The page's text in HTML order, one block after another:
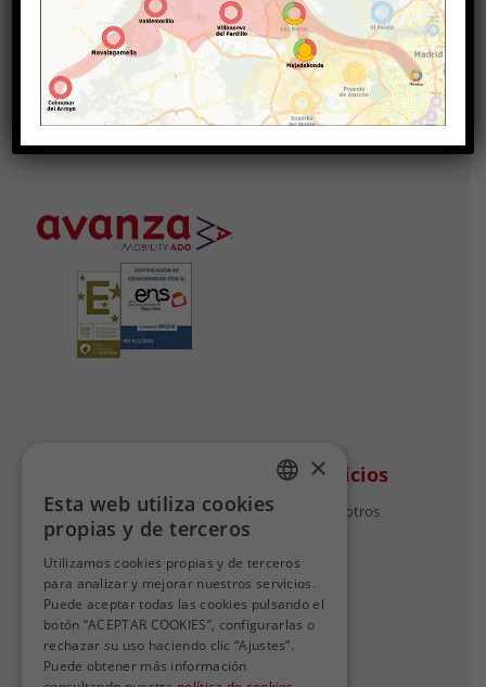
Volver a todos los avisos
Quiénes somos
Nuestro compromiso
Nuestro equipo
Avanza en cifras
Otros servicios
Trabaja con nosotros
Contacto
×
Esta web utiliza cookies
propias y de terceros
Utilizamos cookies propias y de terceros
para analizar y mejorar nuestros servicios.
Puede aceptar todas las cookies pulsando el
botón “ACEPTAR COOKIES”, configurarlas o
rechazar su uso haciendo clic “Ajustes”.
Puede obtener más información